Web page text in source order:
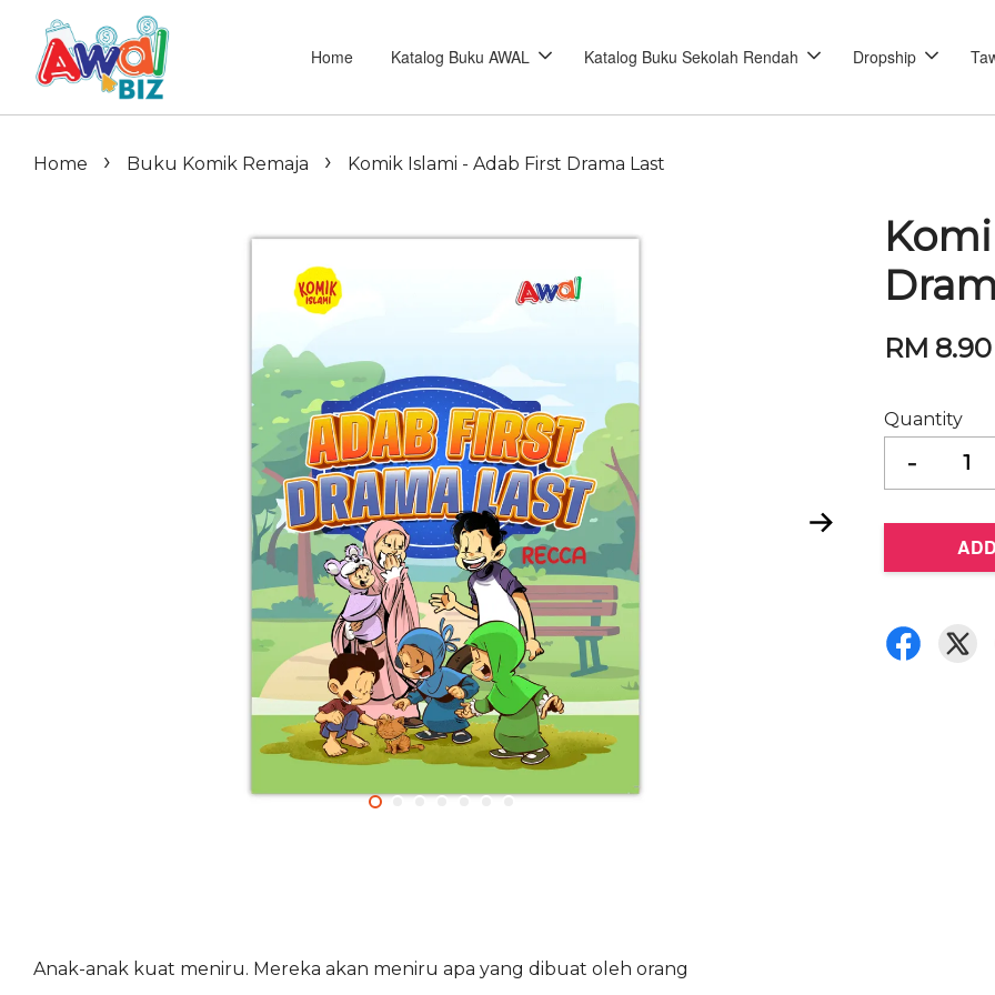
Home Katalog Buku AWAL Katalog Buku Sekolah Rendah Dropship
Home › Buku Komik Remaja › Komik Islami - Adab First Drama Last
RM 8.90
Quantity
-
Anak-anak kuat meniru. Mereka akan meniru apa yang dibuat oleh orang